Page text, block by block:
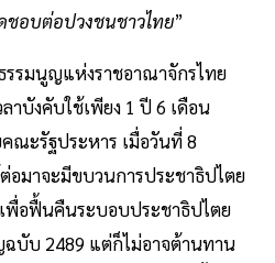
อบต่อปวงชนชาวไทย”
รรมนูญแห่งราชอาณาจักรไทย
าบังคับใช้เพียง 1 ปี 6 เดือน​
ณะรัฐประหาร เมื่อวันที่ 8
มาจะมีขบวนการประชาธิปไตย
พื่อฟื้นคืนระบอบประชาธิปไตย
บับ 2489 แต่ก็ไม่อาจต้านทาน